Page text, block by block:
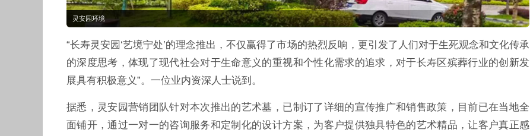
灵安园环境
“长寿灵安园‘艺境宁处’的理念推出，不仅赢得了市场的热烈反响，更引发了人们对于生死观念和文化传承
的深度思考，体现了现代社会对于生命意义的重视和个性化需求的追求，对于长寿区殡葬行业的创新发
展具有积极意义”。一位业内资深人士说到。
据悉，灵安园营销团队针对本次推出的艺术墓，已制订了详细的宣传推广和销售政策，目前已在当地全
面铺开，通过一对一的咨询服务和定制化的设计方案，为客户提供独具特色的艺术精品，让客户真正感